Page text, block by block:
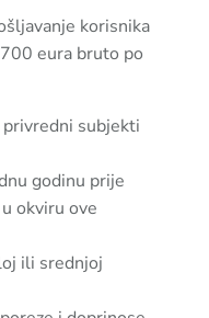
korisnika
eura bruto po
subjekti
godinu prije
okviru ove
ili srednjoj